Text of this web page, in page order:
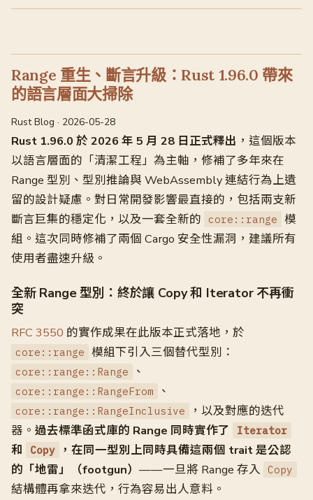
Range 重生、斷言升級：Rust 1.96.0 帶來
的語言層面大掃除
Rust Blog · 2026-05-28
Rust 1.96.0 於 2026 年 5 月 28 日正式釋出 ，這個版本
以語言層面的「清潔工程」為主軸，修補了多年來在
Range 型別、型別推論與 WebAssembly 連結行為上遺
留的設計疑慮。對日常開發影響最直接的，包括兩支新
斷言巨集的穩定化，以及一套全新的
core::range 模
組。這次同時修補了兩個 Cargo 安全性漏洞，建議所有
使用者盡速升級。
全新 Range 型別：終於讓 Copy 和 Iterator 不再衝
突
RFC 3550 的實作成果在此版本正式落地，於
core::range 模組下引入三個替代型別：
core::range::Range 、
core::range::RangeFrom 、
core::range::RangeInclusive
，以及對應的迭代
器。 過去標準函式庫的 Range 同時實作了 Iterator
和 Copy
，在同一型別上同時具備這兩個 trait 是公認
的「地雷」（footgun） ——一旦將 Range 存入 Copy
結構體再拿來迭代，行為容易出人意料。